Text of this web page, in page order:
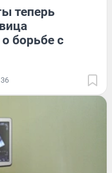
теперь
борьбе с
36